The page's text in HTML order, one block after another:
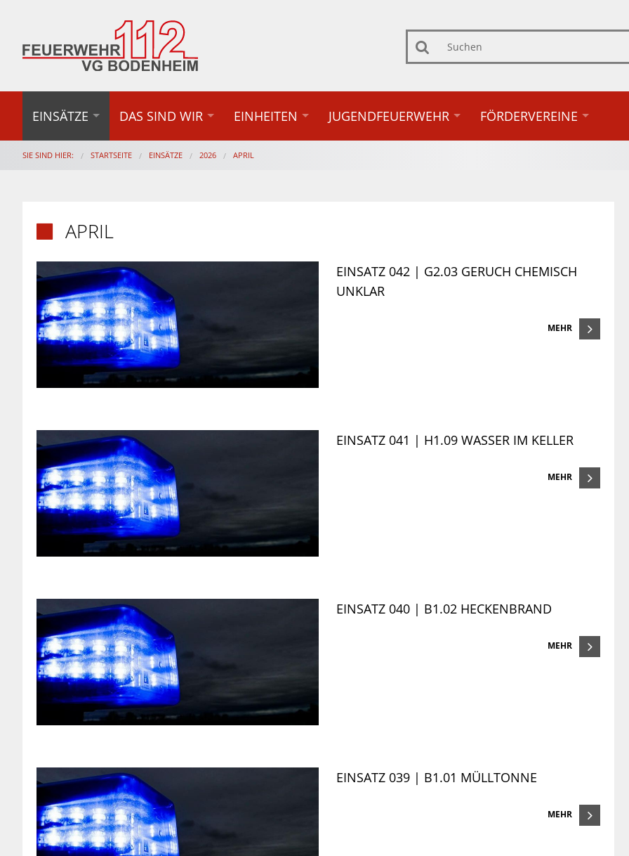
EINSÄTZE DAS SIND WIR EINHEITEN JUGENDFEUERWEHR FÖRDERVEREINE
SIE SIND HIER: STARTSEITE EINSÄTZE 2026 APRIL
APRIL
EINSATZ 042 | G2.03 GERUCH CHEMISCH
UNKLAR
MEHR
EINSATZ 041 | H1.09 WASSER IM KELLER
MEHR
EINSATZ 040 | B1.02 HECKENBRAND
MEHR
EINSATZ 039 | B1.01 MÜLLTONNE
MEHR